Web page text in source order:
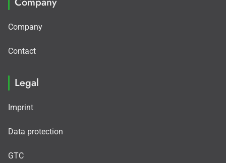
Company
Contact
Legal
Imprint
Data protection
GTC